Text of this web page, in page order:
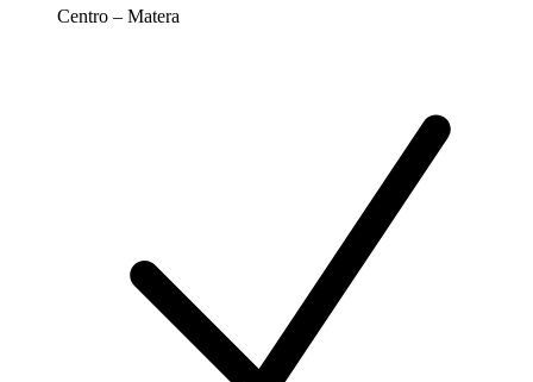
Centro – Matera